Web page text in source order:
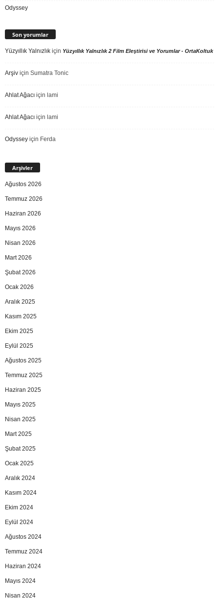
Odyssey
Son yorumlar
Yüzyıllık Yalnızlık için Yüzyıllık Yalnızlık 2 Film Eleştirisi ve Yorumlar - OrtaKoltuk
Arşiv için Sumatra Tonic
Ahlat Ağacı için lami
Ahlat Ağacı için lami
Odyssey için Ferda
Arşivler
Ağustos 2026
Temmuz 2026
Haziran 2026
Mayıs 2026
Nisan 2026
Mart 2026
Şubat 2026
Ocak 2026
Aralık 2025
Kasım 2025
Ekim 2025
Eylül 2025
Ağustos 2025
Temmuz 2025
Haziran 2025
Mayıs 2025
Nisan 2025
Mart 2025
Şubat 2025
Ocak 2025
Aralık 2024
Kasım 2024
Ekim 2024
Eylül 2024
Ağustos 2024
Temmuz 2024
Haziran 2024
Mayıs 2024
Nisan 2024